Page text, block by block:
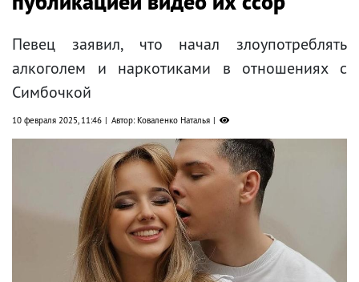
Певец заявил, что начал злоупотреблять
алкоголем и наркотиками в отношениях с
Симбочкой
10 февраля 2025, 11:46 Автор: Коваленко Наталья